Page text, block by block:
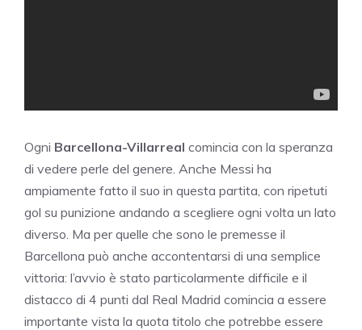
Ogni Barcellona-Villarreal comincia con la speranza
di vedere perle del genere. Anche Messi ha
ampiamente fatto il suo in questa partita, con ripetuti
gol su punizione andando a scegliere ogni volta un lato
diverso. Ma per quelle che sono le premesse il
Barcellona può anche accontentarsi di una semplice
vittoria: l’avvio è stato particolarmente difficile e il
distacco di 4 punti dal Real Madrid comincia a essere
importante vista la quota titolo che potrebbe essere